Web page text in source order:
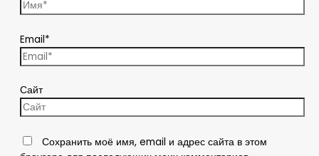
Email*
Сайт
Сохранить моё имя, email и адрес сайта в этом